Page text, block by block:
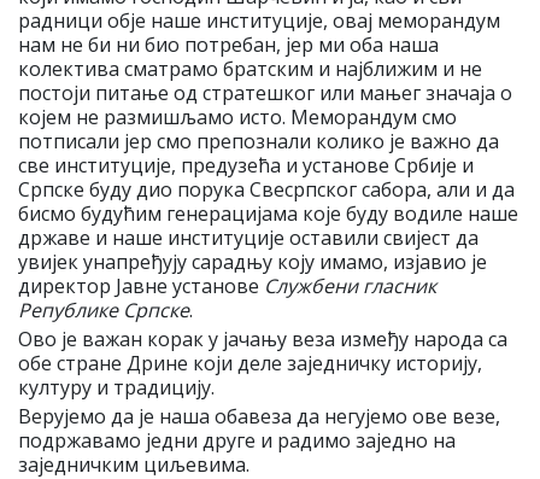
радници обје наше институције, овај меморандум
нам не би ни био потребан, јер ми оба наша
колектива сматрамо братским и најближим и не
постоји питање од стратешког или мањег значаја о
којем не размишљамо исто. Меморандум смо
потписали јер смо препознали колико је важно да
све институције, предузећа и установе Србије и
Српске буду дио порука Свесрпског сабора, али и да
бисмо будућим генерацијама које буду водиле наше
државе и наше институције оставили свијест да
увијек унапређују сарадњу коју имамо, изјавио је
директор Јавне установе Службени гласник
Републике Српске.
Ово је важан корак у јачању веза између народа са
обе стране Дрине који деле заједничку историју,
културу и традицију.
Верујемо да је наша обавеза да негујемо ове везе,
подржавамо једни друге и радимо заједно на
заједничким циљевима.